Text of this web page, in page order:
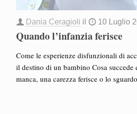
Dania Ceragioli il 10 Luglio
Quando l’infanzia ferisce
Come le esperienze disfunzionali di
il destino di un bambino Cosa succede
manca, una carezza ferisce o lo